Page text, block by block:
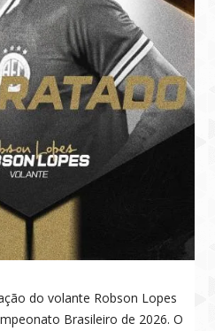
do volante Robson Lopes
Brasileiro de 2026. O